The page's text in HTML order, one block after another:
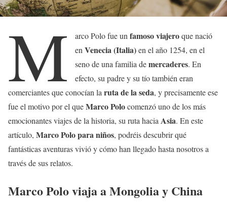
M arco Polo fue unfamoso viajeroque nació
enVenecia (Italia)en el año 1254, en el
seno de una familia demercaderes. En
efecto, su padre y su tío también eran
comerciantes que conocían laruta de la seda, y precisamente ese
fue el motivo por el queMarco Polocomenzó uno de los más
emocionantes viajes de la historia, su ruta haciaAsia. En este
artículo, Marco Polo para niños, podréis descubrir qué
fantásticas aventuras vivió y cómo han llegado hasta nosotros a
través de sus relatos.
Marco Polo viaja a Mongolia y China